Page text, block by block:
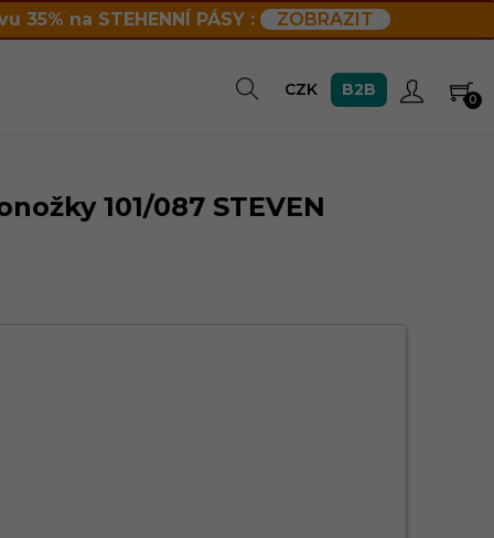
35% na STEHENNÍ PÁSY : ZOBRAZIT
CZK B2B
0
101/087 STEVEN